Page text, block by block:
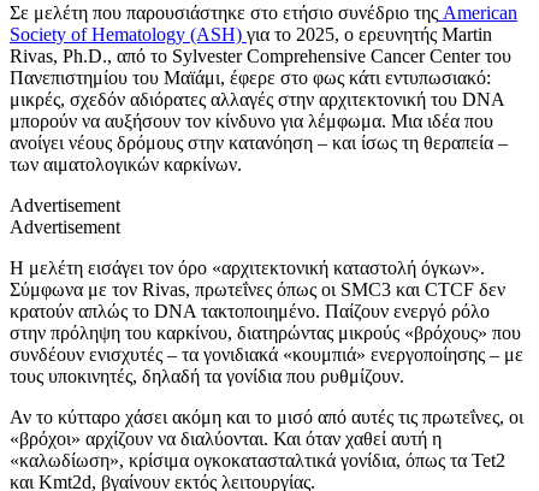
Σε μελέτη που παρουσιάστηκε στο ετήσιο συνέδριο της American
Society of Hematology (ASH) για το 2025, ο ερευνητής Martin
Rivas, Ph.D., από το Sylvester Comprehensive Cancer Center του
Πανεπιστημίου του Μαϊάμι, έφερε στο φως κάτι εντυπωσιακό:
μικρές, σχεδόν αδιόρατες αλλαγές στην αρχιτεκτονική του DNA
μπορούν να αυξήσουν τον κίνδυνο για λέμφωμα. Μια ιδέα που
ανοίγει νέους δρόμους στην κατανόηση – και ίσως τη θεραπεία –
των αιματολογικών καρκίνων.
Advertisement
Advertisement
Η μελέτη εισάγει τον όρο «αρχιτεκτονική καταστολή όγκων».
Σύμφωνα με τον Rivas, πρωτεΐνες όπως οι SMC3 και CTCF δεν
κρατούν απλώς το DNA τακτοποιημένο. Παίζουν ενεργό ρόλο
στην πρόληψη του καρκίνου, διατηρώντας μικρούς «βρόχους» που
συνδέουν ενισχυτές – τα γονιδιακά «κουμπιά» ενεργοποίησης – με
τους υποκινητές, δηλαδή τα γονίδια που ρυθμίζουν.
Αν το κύτταρο χάσει ακόμη και το μισό από αυτές τις πρωτεΐνες, οι
«βρόχοι» αρχίζουν να διαλύονται. Και όταν χαθεί αυτή η
«καλωδίωση», κρίσιμα ογκοκατασταλτικά γονίδια, όπως τα Tet2
και Kmt2d, βγαίνουν εκτός λειτουργίας.